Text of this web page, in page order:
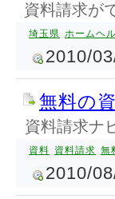
資料請求が
埼玉県 ホームヘ
2010/
無料の
資料請求ナ
資料 資料請求 無
2010/